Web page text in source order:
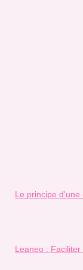
Le principe d'une
Leaneo : Faciliter